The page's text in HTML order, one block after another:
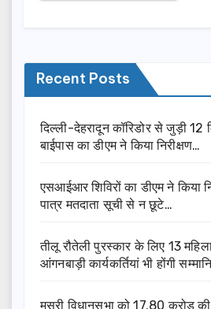
Recent Posts
दिल्ली-देहरादून कॉरिडोर से जुड़ी 12
बाईपास का डीएम ने किया निरीक्षण…
एसआईआर शिविरों का डीएम ने किया
पात्र मतदाता सूची से न छूटे…
तीलू रौतेली पुरस्कार के लिए 13
आंगनबाड़ी कार्यकर्तियां भी होंगी
मसूरी विधानसभा को 17.80 करोड़